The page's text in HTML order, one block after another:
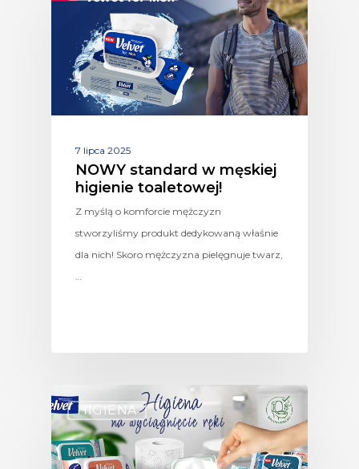
7 lipca 2025
NOWY standard w męskiej
higienie toaletowej!
Z myślą o komforcie mężczyzn
stworzyliśmy produkt dedykowaną właśnie
dla nich! Skoro mężczyzna pielęgnuje twarz,
HIGIENA